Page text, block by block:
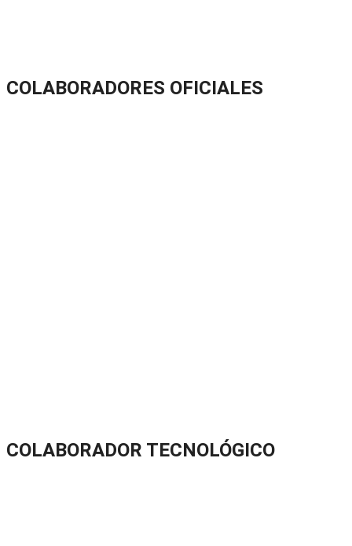
COLABORADORES OFICIALES
COLABORADOR TECNOLÓGICO